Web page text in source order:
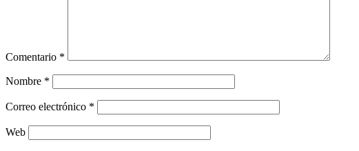
Comentario *
Nombre *
Correo electrónico *
Web